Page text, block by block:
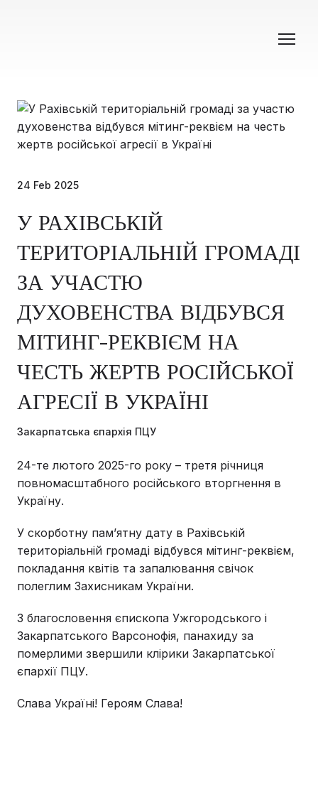
24 Feb 2025
У РАХІВСЬКІЙ
ТЕРИТОРІАЛЬНІЙ ГРОМАДІ
ЗА УЧАСТЮ
ДУХОВЕНСТВА ВІДБУВСЯ
МІТИНГ-РЕКВІЄМ НА
ЧЕСТЬ ЖЕРТВ РОСІЙСЬКОЇ
АГРЕСІЇ В УКРАЇНІ
Закарпатська єпархія ПЦУ
24-те лютого 2025-го року – третя річниця
повномасштабного російського вторгнення в
Україну.
У скорботну пам’ятну дату в Рахівській
територіальній громаді відбувся мітинг-реквієм,
покладання квітів та запалювання свічок
полеглим Захисникам України.
З благословення єпископа Ужгородського і
Закарпатського Варсонофія, панахиду за
померлими звершили клірики Закарпатської
єпархії ПЦУ.
Слава Україні! Героям Слава!